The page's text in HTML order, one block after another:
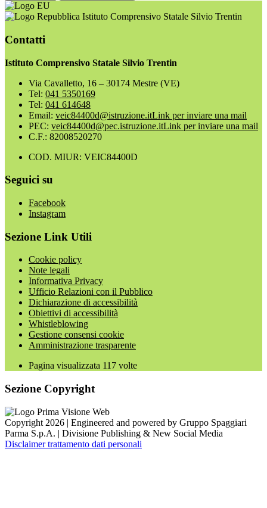
Istituto Comprensivo Statale Silvio Trentin
Contatti
Istituto Comprensivo Statale Silvio Trentin
Via Cavalletto, 16 – 30174 Mestre (VE)
Tel: 041 5350169
Tel: 041 614648
Email: veic84400d@istruzione.itLink per inviare una mail
PEC: veic84400d@pec.istruzione.itLink per inviare una mail
C.F.: 82008520270
COD. MIUR: VEIC84400D
Seguici su
Facebook
Instagram
Sezione Link Utili
Cookie policy
Note legali
Informativa Privacy
Ufficio Relazioni con il Pubblico
Dichiarazione di accessibilità
Obiettivi di accessibilità
Whistleblowing
Gestione consensi cookie
Amministrazione trasparente
Pagina visualizzata 117 volte
Sezione Copyright
Copyright 2026 | Engineered and powered by Gruppo Spaggiari
Parma S.p.A. | Divisione Publishing & New Social Media
Disclaimer trattamento dati personali